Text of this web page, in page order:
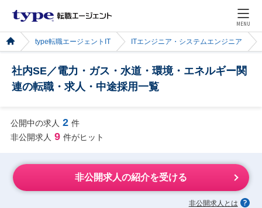
MENU
type転職エージェントIT ITエンジニア・システムエンジニア
社内SE／電力・ガス・水道・環境・エネルギー関
連の転職・求人・中途採用一覧
公開中の求人 2 件
非公開求人 9 件がヒット
非公開求人の紹介を受ける
非公開求人とは